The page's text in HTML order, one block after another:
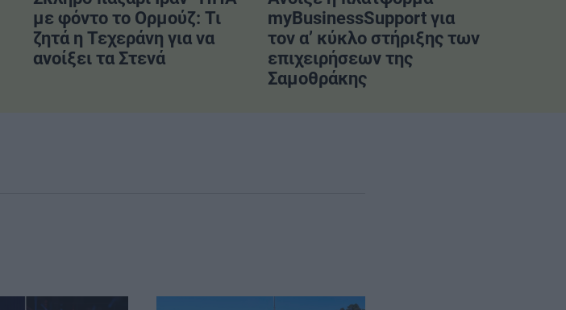
με φόντο το Ορμούζ: Τι
ζητά η Τεχεράνη για να
ανοίξει τα Στενά
myBusinessSupport για
τον α’ κύκλο στήριξης των
επιχειρήσεων της
Σαμοθράκης